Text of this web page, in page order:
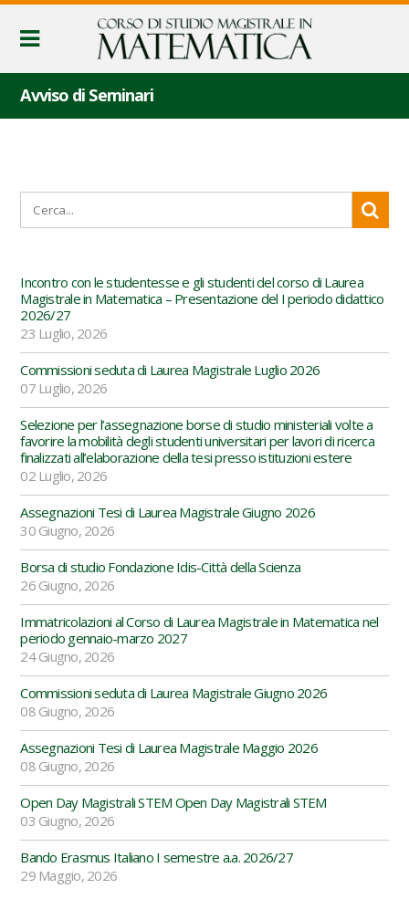
Avviso di Seminari
Incontro con le studentesse e gli studenti del corso di Laurea
Magistrale in Matematica – Presentazione del I periodo didattico
2026/27
23 Luglio, 2026
Commissioni seduta di Laurea Magistrale Luglio 2026
07 Luglio, 2026
Selezione per l’assegnazione borse di studio ministeriali volte a
favorire la mobilità degli studenti universitari per lavori di ricerca
finalizzati all’elaborazione della tesi presso istituzioni estere
02 Luglio, 2026
Assegnazioni Tesi di Laurea Magistrale Giugno 2026
30 Giugno, 2026
Borsa di studio Fondazione Idis-Città della Scienza
26 Giugno, 2026
Immatricolazioni al Corso di Laurea Magistrale in Matematica nel
periodo gennaio-marzo 2027
24 Giugno, 2026
Commissioni seduta di Laurea Magistrale Giugno 2026
08 Giugno, 2026
Assegnazioni Tesi di Laurea Magistrale Maggio 2026
08 Giugno, 2026
Open Day Magistrali STEM Open Day Magistrali STEM
03 Giugno, 2026
Bando Erasmus Italiano I semestre a.a. 2026/27
29 Maggio, 2026